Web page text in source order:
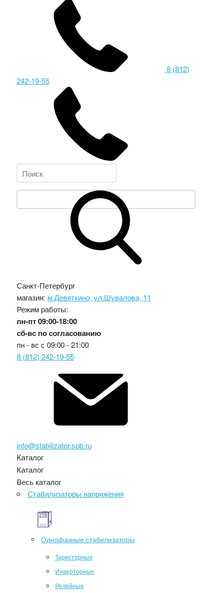
8 (812)
242-19-55
Санкт-Петербург
магазин: м.Девяткино, ул.Шувалова, 11
Режим работы:
пн-пт09:00-18:00
сб-вс по согласованию
пн - вс с 09:00 - 21:00
8 (812) 242-19-55
info@stabilizator.spb.ru
Каталог
Каталог
Весь каталог
Стабилизаторы напряжения
Однофазные стабилизаторы
Тиристорные
Инверторные
Релейные